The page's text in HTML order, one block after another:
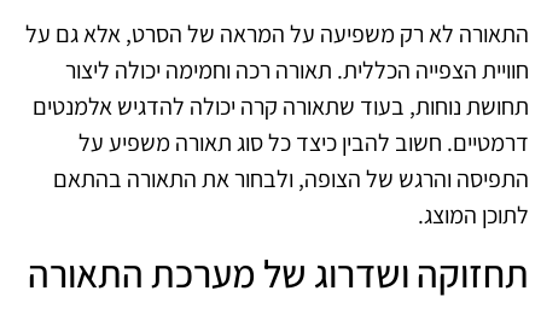
התאורה לא רק משפיעה על המראה של הסרט, אלא גם על
חוויית הצפייה הכללית. תאורה רכה וחמימה יכולה ליצור
תחושת נוחות, בעוד שתאורה קרה יכולה להדגיש אלמנטים
דרמטיים. חשוב להבין כיצד כל סוג תאורה משפיע על
התפיסה והרגש של הצופה, ולבחור את התאורה בהתאם
לתוכן המוצג.
תחזוקה ושדרוג של מערכת התאורה